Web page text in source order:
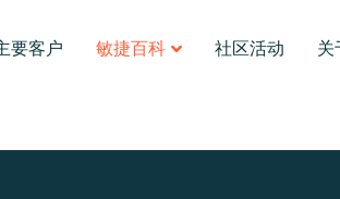
要客户 敏捷百科 社区活动 关